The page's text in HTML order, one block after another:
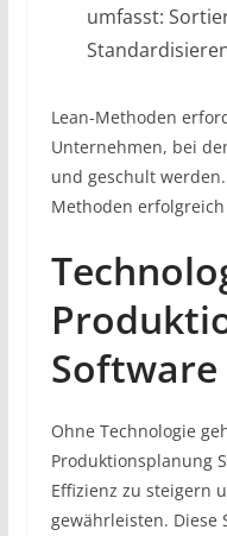
umfasst:
Lean-Methoden
Unternehmen, bei
und geschult
Methoden
Ohne Technologie
Produktionsplanung
Effizienz zu steigern
gewährleisten. Diese